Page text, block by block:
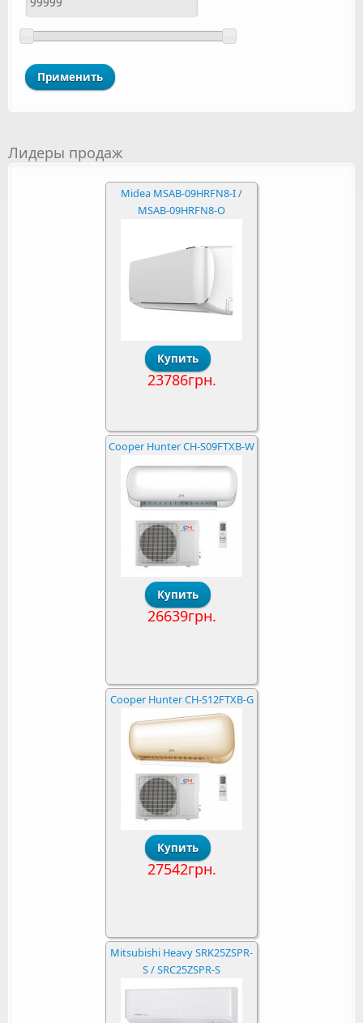
Лидеры продаж
Midea MSAB-09HRFN8-I /
MSAB-09HRFN8-O
23786грн.
Cooper Hunter CH-S09FTXB-W
26639грн.
Cooper Hunter CH-S12FTXB-G
27542грн.
Mitsubishi Heavy SRK25ZSPR-
S / SRC25ZSPR-S